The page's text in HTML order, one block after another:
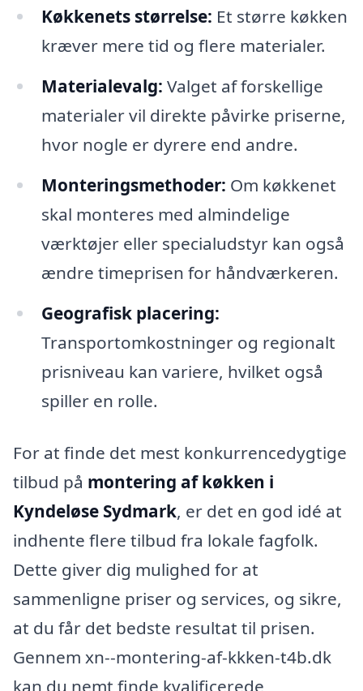
Køkkenets størrelse: Et større køkken
kræver mere tid og flere materialer.
Materialevalg: Valget af forskellige
materialer vil direkte påvirke priserne,
hvor nogle er dyrere end andre.
Monteringsmethoder: Om køkkenet
skal monteres med almindelige
værktøjer eller specialudstyr kan også
ændre timeprisen for håndværkeren.
Geografisk placering:
Transportomkostninger og regionalt
prisniveau kan variere, hvilket også
spiller en rolle.
For at finde det mest konkurrencedygtige
tilbud på montering af køkken i
Kyndeløse Sydmark, er det en god idé at
indhente flere tilbud fra lokale fagfolk.
Dette giver dig mulighed for at
sammenligne priser og services, og sikre,
at du får det bedste resultat til prisen.
Gennem xn--montering-af-kkken-t4b.dk
kan du nemt finde kvalificerede